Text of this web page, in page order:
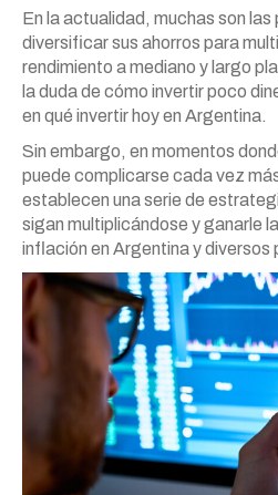
En la actualidad, muchas son
diversificar sus ahorros para
rendimiento a mediano y largo
la duda de cómo invertir poco
en qué invertir hoy en Argentina.
Sin embargo, en momentos
puede complicarse cada vez
establecen una serie de
sigan multiplicándose y ganarle
inflación en Argentina y diversos